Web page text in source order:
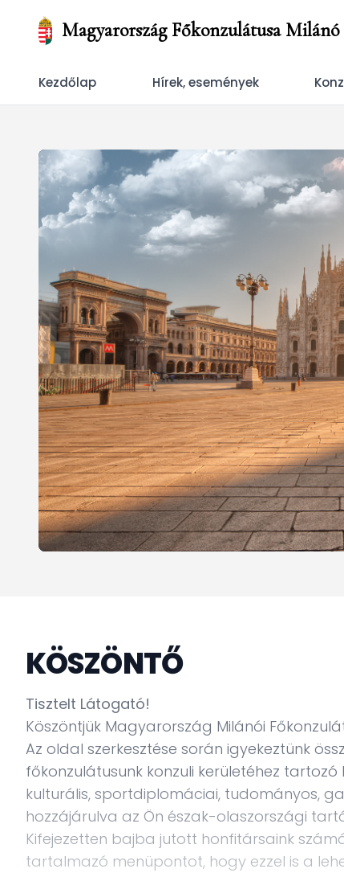
Magyarország Főkonzulátusa Milánó
Kezdőlap Hírek, események
KÖSZÖNTŐ
Tisztelt Látogató!
Köszöntjük Magyarország Milánói
Az oldal szerkesztése során igyekeztünk
főkonzulátusunk konzuli kerületéhez
kulturális, sportdiplomáciai, tudományos,
hozzájárulva az Ön észak-olaszországi
Kifejezetten bajba jutott honfitársaink
tartalmazó menüpontot, hogy ezzel is a